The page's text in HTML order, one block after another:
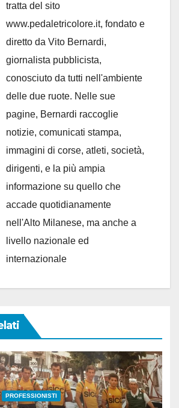
tratta del sito
www.pedaletricolore.it, fondato e
diretto da Vito Bernardi,
giornalista pubblicista,
conosciuto da tutti nell'ambiente
delle due ruote. Nelle sue
pagine, Bernardi raccoglie
notizie, comunicati stampa,
immagini di corse, atleti, società,
dirigenti, e la più ampia
informazione su quello che
accade quotidianamente
nell'Alto Milanese, ma anche a
livello nazionale ed
internazionale
PROFESSIONISTI